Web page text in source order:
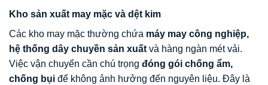
Kho sản xuất may mặc và dệt kim
Các kho may mặc thường chứa máy may công nghiệp,
hệ thống dây chuyền sản xuất và hàng ngàn mét vải.
Việc vận chuyển cần chú trọng đóng gói chống ẩm,
chống bụi để không ảnh hưởng đến nguyên liệu. Đây là